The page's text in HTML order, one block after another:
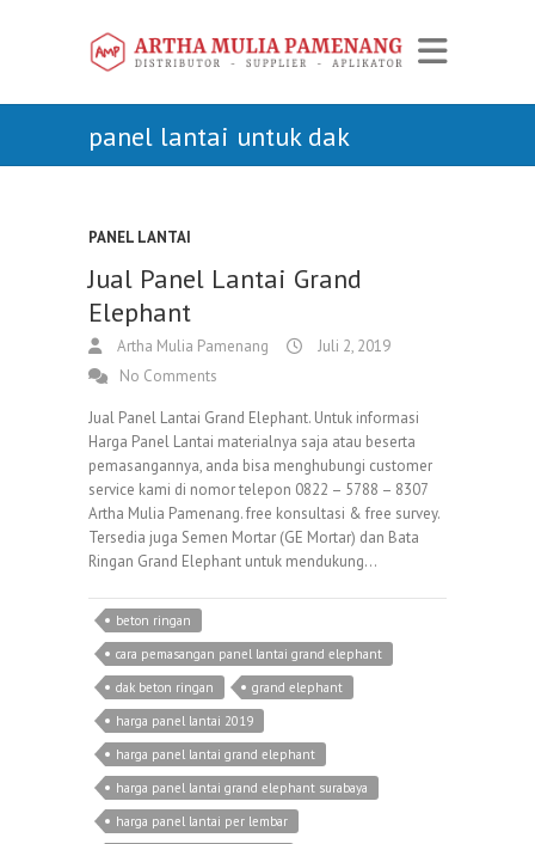
panel lantai untuk dak
PANEL LANTAI
Jual Panel Lantai Grand
Elephant
Artha Mulia Pamenang
Juli 2, 2019
No Comments
Jual Panel Lantai Grand Elephant. Untuk informasi
Harga Panel Lantai materialnya saja atau beserta
pemasangannya, anda bisa menghubungi customer
service kami di nomor telepon 0822 – 5788 – 8307
Artha Mulia Pamenang. free konsultasi & free survey.
Tersedia juga Semen Mortar (GE Mortar) dan Bata
Ringan Grand Elephant untuk mendukung…
beton ringan
cara pemasangan panel lantai grand elephant
dak beton ringan
grand elephant
harga panel lantai 2019
harga panel lantai grand elephant
harga panel lantai grand elephant surabaya
harga panel lantai per lembar